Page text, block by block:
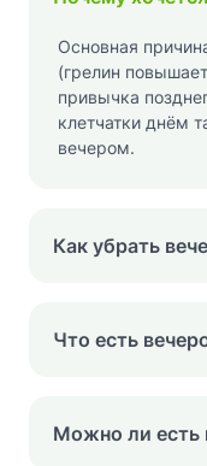
Основная
(грелин
привычка
клетчатки днём
вечером.
Как убрать
Что есть
Можно ли есть